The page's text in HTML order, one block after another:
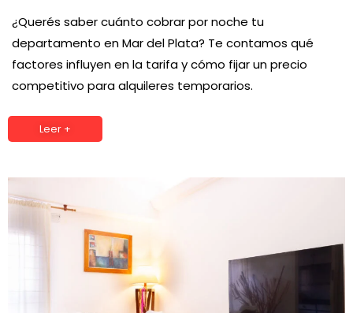
¿Querés saber cuánto cobrar por noche tu
departamento en Mar del Plata? Te contamos qué
factores influyen en la tarifa y cómo fijar un precio
competitivo para alquileres temporarios.
Leer +